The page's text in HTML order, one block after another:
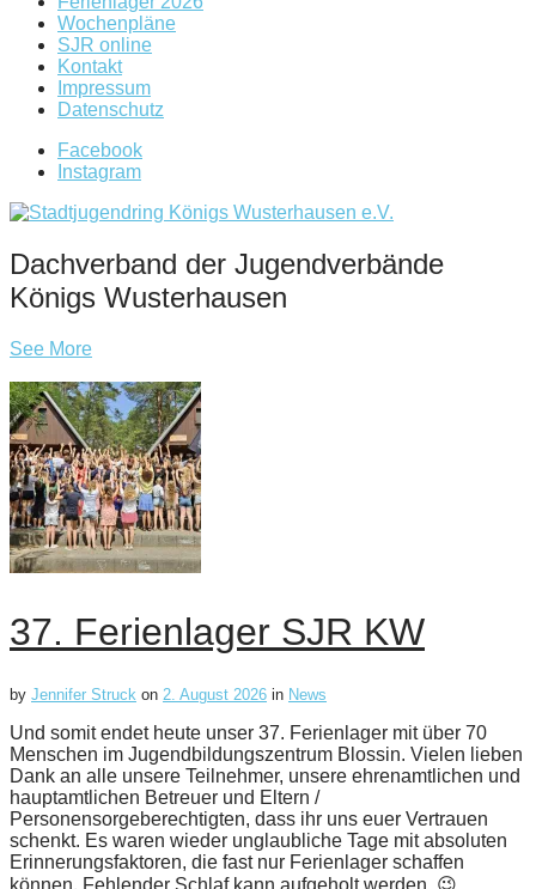
Wochenpläne
SJR online
Kontakt
Impressum
Datenschutz
Facebook
Instagram
Dachverband der Jugendverbände
Königs Wusterhausen
See More
37. Ferienlager SJR KW
by Jennifer Struck on 2. August 2026 in News
Und somit endet heute unser 37. Ferienlager mit über 70
Menschen im Jugendbildungszentrum Blossin. Vielen lieben
Dank an alle unsere Teilnehmer, unsere ehrenamtlichen und
hauptamtlichen Betreuer und Eltern /
Personensorgeberechtigten, dass ihr uns euer Vertrauen
schenkt. Es waren wieder unglaubliche Tage mit absoluten
Erinnerungsfaktoren, die fast nur Ferienlager schaffen